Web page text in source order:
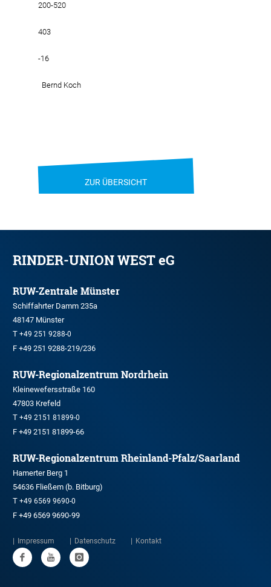
200-520
403
-16
Bernd Koch
ZUR ÜBERSICHT
RINDER-UNION WEST eG
RUW-Zentrale Münster
Schiffahrter Damm 235a
48147 Münster
T +49 251 9288-0
F +49 251 9288-219/236
RUW-Regionalzentrum Nordrhein
Kleinewefersstraße 160
47803 Krefeld
T +49 2151 81899-0
F +49 2151 81899-66
RUW-Regionalzentrum Rheinland-Pfalz/Saarland
Hamerter Berg 1
54636 Fließem (b. Bitburg)
T +49 6569 9690-0
F +49 6569 9690-99
Impressum Datenschutz Kontakt